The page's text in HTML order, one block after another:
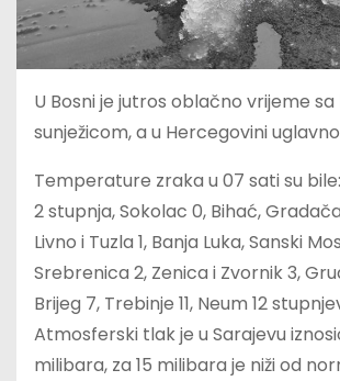
U Bosni je jutros oblačno vrijeme sa
sunježicom, a u Hercegovini
Temperature zraka u 07 sati su
2 stupnja, Sokolac 0, Bihać,
Livno i Tuzla 1, Banja Luka, Sanski
Srebrenica 2, Zenica i Zvornik 3,
Brijeg 7, Trebinje 11, Neum 12
Atmosferski tlak je u Sarajevu
milibara, za 15 milibara je niži od